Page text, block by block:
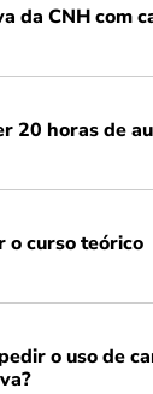
da CNH com
20 horas de
o curso teórico
o uso de